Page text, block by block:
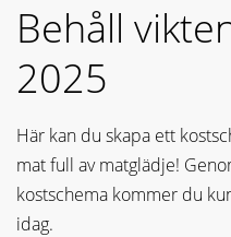
Behåll
2025
Här kan du skapa ett
mat full av matglädje!
kostschema kommer du
idag.